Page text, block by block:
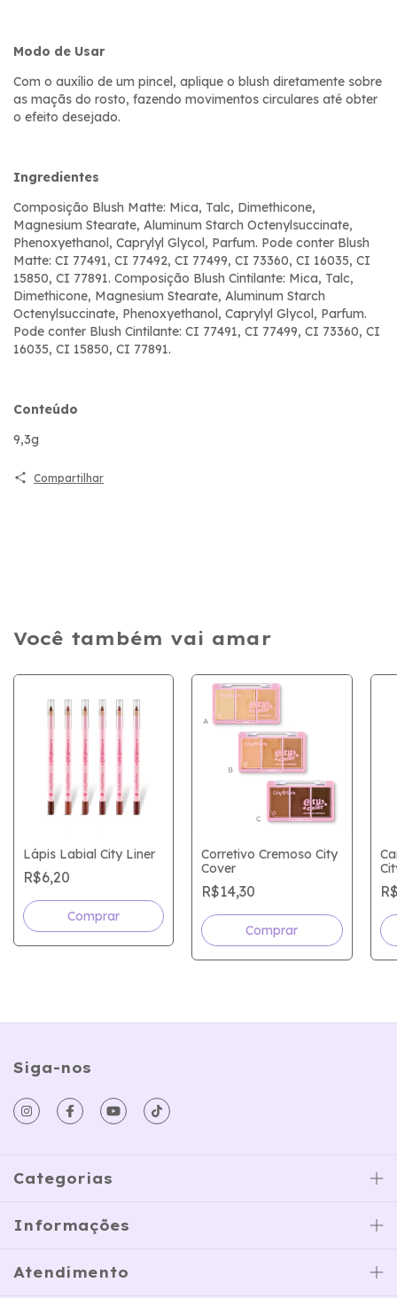
Modo de Usar
Com o auxílio de um pincel, aplique o blush diretamente sobre
as maçãs do rosto, fazendo movimentos circulares até obter
o efeito desejado.
Ingredientes
Composição Blush Matte: Mica, Talc, Dimethicone,
Magnesium Stearate, Aluminum Starch Octenylsuccinate,
Phenoxyethanol, Caprylyl Glycol, Parfum. Pode conter Blush
Matte: CI 77491, CI 77492, CI 77499, CI 73360, CI 16035, CI
15850, CI 77891. Composição Blush Cintilante: Mica, Talc,
Dimethicone, Magnesium Stearate, Aluminum Starch
Octenylsuccinate, Phenoxyethanol, Caprylyl Glycol, Parfum.
Pode conter Blush Cintilante: CI 77491, CI 77499, CI 73360, CI
16035, CI 15850, CI 77891.
Conteúdo
9,3g
Compartilhar
Você também vai amar
Lápis Labial City Liner
R$6,20
Comprar
Corretivo Cremoso City
Cover
R$14,30
Comprar
Siga-nos
Categorias
Informações
Atendimento